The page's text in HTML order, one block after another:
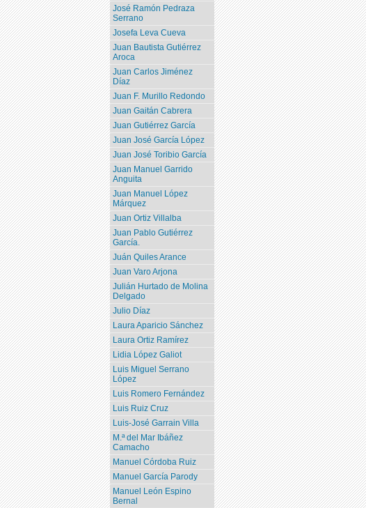
José Ramón Pedraza
Serrano
Josefa Leva Cueva
Juan Bautista Gutiérrez
Aroca
Juan Carlos Jiménez
Díaz
Juan F. Murillo Redondo
Juan Gaitán Cabrera
Juan Gutiérrez García
Juan José García López
Juan José Toribio García
Juan Manuel Garrido
Anguita
Juan Manuel López
Márquez
Juan Ortiz Villalba
Juan Pablo Gutiérrez
García.
Juán Quiles Arance
Juan Varo Arjona
Julián Hurtado de Molina
Delgado
Julio Díaz
Laura Aparicio Sánchez
Laura Ortiz Ramírez
Lidia López Galiot
Luis Miguel Serrano
López
Luis Romero Fernández
Luis Ruiz Cruz
Luis-José Garrain Villa
M.ª del Mar Ibáñez
Camacho
Manuel Córdoba Ruiz
Manuel García Parody
Manuel León Espino
Bernal